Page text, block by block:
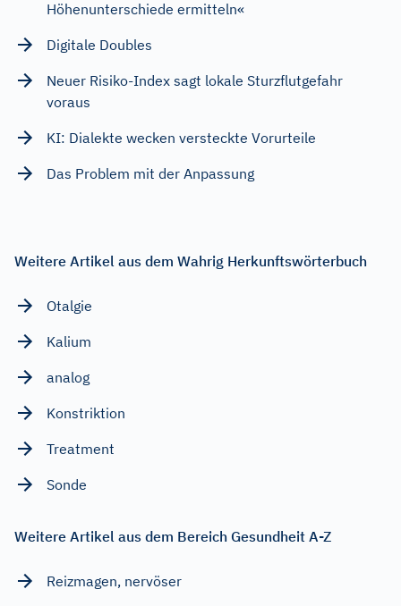
Höhenunterschiede ermitteln«
Digitale Doubles
Neuer Risiko-Index sagt lokale Sturzflutgefahr
voraus
KI: Dialekte wecken versteckte Vorurteile
Das Problem mit der Anpassung
Weitere Artikel aus dem Wahrig Herkunftswörterbuch
Otalgie
Kalium
analog
Konstriktion
Treatment
Sonde
Weitere Artikel aus dem Bereich Gesundheit A-Z
Reizmagen, nervöser